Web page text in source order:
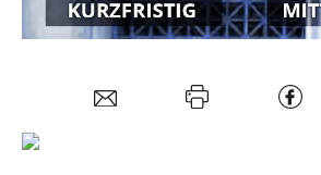
Mein B:O
Mein Konto